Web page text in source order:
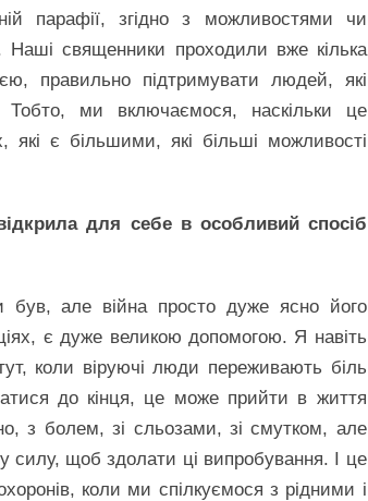
парафії, згідно з можливостями чи
Наші священники проходили вже кілька
правильно підтримувати людей, які
ми включаємося, наскільки це
є більшими, які більші можливості
для себе в особливий спосіб
був, але війна просто дуже ясно його
є дуже великою допомогою. Я навіть
коли віруючі люди переживають біль
до кінця, це може прийти в життя
з болем, зі сльозами, зі смутком, але
силу, щоб здолати ці випробування. І це
коли ми спілкуємося з рідними і